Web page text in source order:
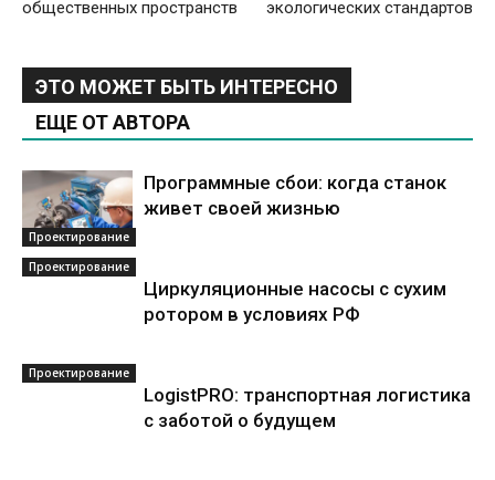
общественных пространств экологических стандартов
ЭТО МОЖЕТ БЫТЬ ИНТЕРЕСНО
ЕЩЕ ОТ АВТОРА
Проектирование
Программные сбои: когда станок
живет своей жизнью
Проектирование
Циркуляционные насосы с сухим
ротором в условиях РФ
Проектирование
LogistPRO: транспортная логистика
с заботой о будущем